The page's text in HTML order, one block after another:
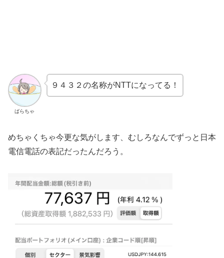
ばらちゃ
９４３２の名称がNTTになってる！
めちゃくちゃ今更な気がします、むしろなんでずっと日本
電信電話の表記だったんだろう。